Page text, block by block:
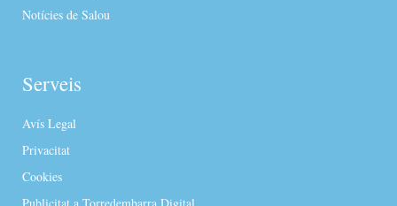
Notícies de Salou
Serveis
Avís Legal
Privacitat
Cookies